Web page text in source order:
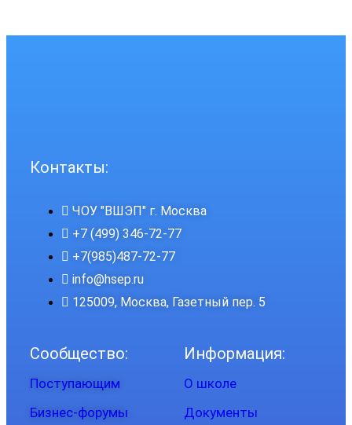
Контакты:
ЧОУ "ВШЭП" г. Москва
+7 (499) 346-72-77
+7(985)487-72-77
info@hsep.ru
125009, Москва, Газетный пер. 5
Сообщество:
Поступающим
Бизнес-форумы
Информация:
О школе
Документы